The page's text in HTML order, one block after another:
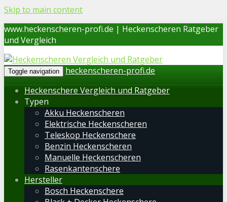
Skip to main content
www.heckenscheren-profi.de | Heckenscheren Ratgeber
und Vergleich
Toggle navigation
heckenscheren-profi.de
Heckenschere Vergleich und Ratgeber
Typen
Akku Heckenscheren
Elektrische Heckenscheren
Teleskop Heckenschere
Benzin Heckenscheren
Manuelle Heckenscheren
Rasenkantenschere
Hersteller
Bosch Heckenschere